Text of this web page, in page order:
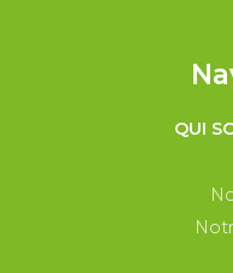
QUI